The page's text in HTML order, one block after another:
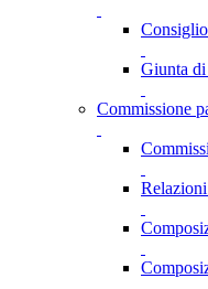
Giunta
Commissione